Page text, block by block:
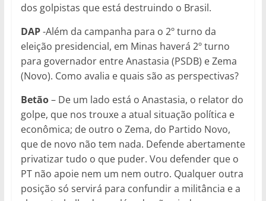
dos golpistas que está destruindo o Brasil.
DAP-Além da campanha para o 2º turno da
eleição presidencial, em Minas haverá 2º turno
para governador entre Anastasia (PSDB) e Zema
(Novo). Como avalia e quais são as perspectivas?
Betão– De um lado está o Anasta­sia, o relator do
golpe, que nos trouxe a atual situação política e
econômica; de outro o Zema, do Partido Novo,
que de novo não tem nada. Defende abertamente
privatizar tudo o que puder. Vou defender que o
PT não apoie nem um nem outro. Qualquer outra
posição só servirá para confundir a militância e a